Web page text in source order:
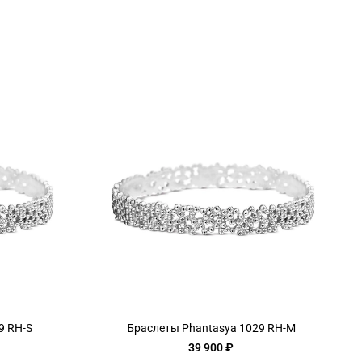
RH-S
Браслеты Phantasya 1029 RH-M
39 900 ₽